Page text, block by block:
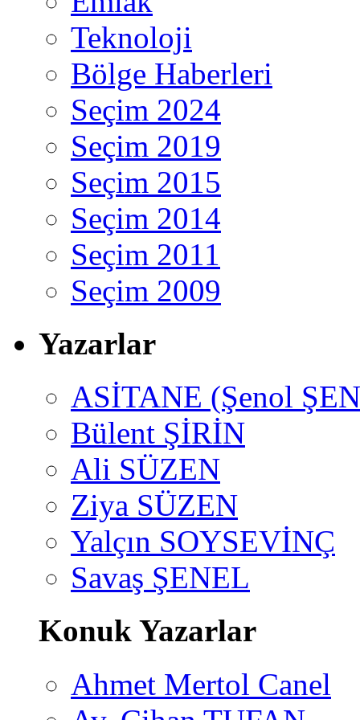
Teknoloji
Bölge Haberleri
Seçim 2024
Seçim 2019
Seçim 2015
Seçim 2014
Seçim 2011
Seçim 2009
Yazarlar
ASİTANE (Şenol
Bülent ŞİRİN
Ali SÜZEN
Ziya SÜZEN
Yalçın SOYSEVİNÇ
Savaş ŞENEL
Konuk Yazarlar
Ahmet Mertol Canel